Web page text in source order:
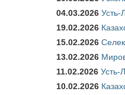
04.03.2026 Усть-
19.02.2026
15.02.2026
13.02.2026
11.02.2026 Усть-
10.02.2026